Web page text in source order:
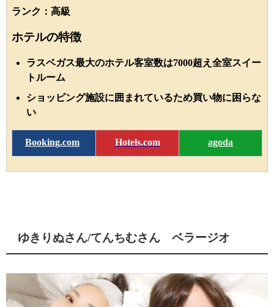
ランク：高級
ホテルの特徴
ラスベガス最大のホテル客室数は7000超え全室スイー
トルーム
ショッピング施設に囲まれているため買い物に困らな
い
Booking.com Hotels.com agoda
ゆきりぬさん/てんちむさん ベラージオ